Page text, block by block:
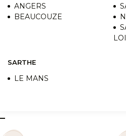
ANGERS
BEAUCOUZE
SARTHE
LE MANS
–